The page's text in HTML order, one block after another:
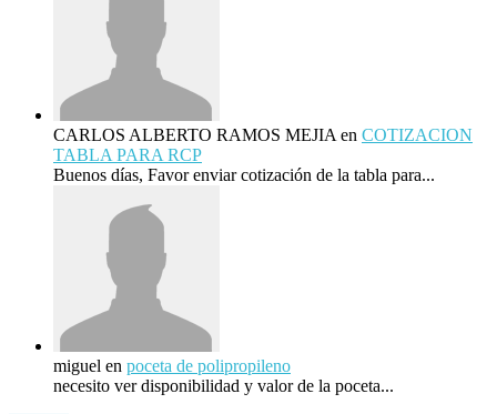
CARLOS ALBERTO RAMOS MEJIA en COTIZACION
TABLA PARA RCP
Buenos días, Favor enviar cotización de la tabla para...
miguel en poceta de polipropileno
necesito ver disponibilidad y valor de la poceta...